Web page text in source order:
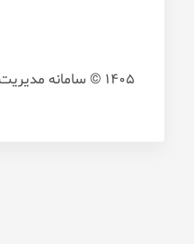
1405 © سامانه مدیریت آموزش یکپارچه و هوشمند،